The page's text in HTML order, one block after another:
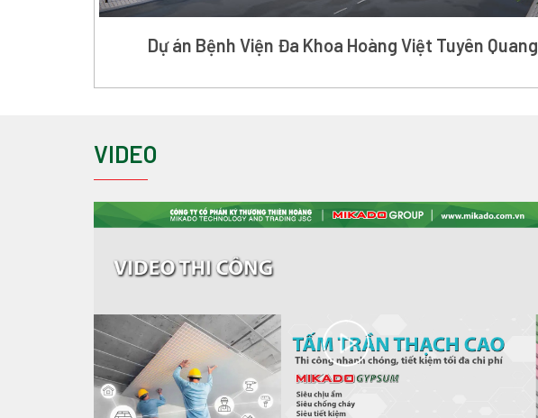
Dự án Bệnh Viện Đa Khoa Hoàng Việt Tuyên Quang
VIDEO